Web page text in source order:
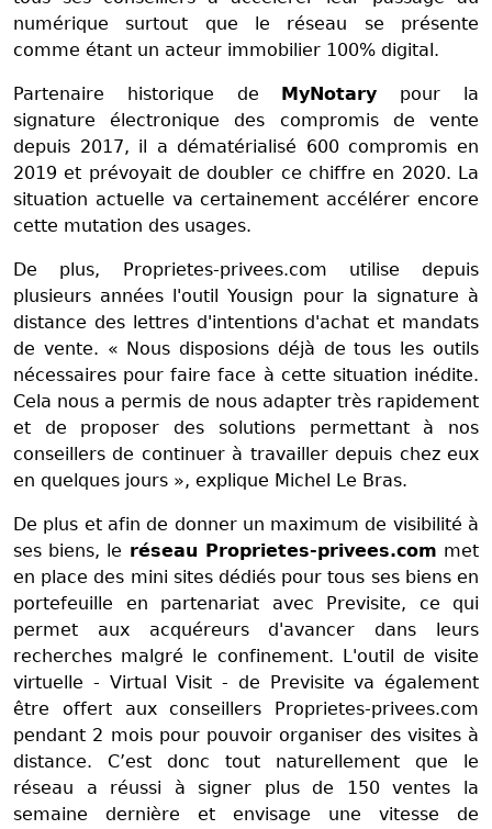
numérique surtout que le réseau se présente
comme étant un acteur immobilier 100% digital.
Partenaire historique de MyNotary pour la
signature électronique des compromis de vente
depuis 2017, il a dématérialisé 600 compromis en
2019 et prévoyait de doubler ce chiffre en 2020. La
situation actuelle va certainement accélérer encore
cette mutation des usages.
De plus, Proprietes-privees.com utilise depuis
plusieurs années l'outil Yousign pour la signature à
distance des lettres d'intentions d'achat et mandats
de vente. « Nous disposions déjà de tous les outils
nécessaires pour faire face à cette situation inédite.
Cela nous a permis de nous adapter très rapidement
et de proposer des solutions permettant à nos
conseillers de continuer à travailler depuis chez eux
en quelques jours », explique Michel Le Bras.
De plus et afin de donner un maximum de visibilité à
ses biens, le réseau Proprietes-privees.com met
en place des mini sites dédiés pour tous ses biens en
portefeuille en partenariat avec Previsite, ce qui
permet aux acquéreurs d'avancer dans leurs
recherches malgré le confinement. L'outil de visite
virtuelle - Virtual Visit - de Previsite va également
être offert aux conseillers Proprietes-privees.com
pendant 2 mois pour pouvoir organiser des visites à
distance. C’est donc tout naturellement que le
réseau a réussi à signer plus de 150 ventes la
semaine dernière et envisage une vitesse de